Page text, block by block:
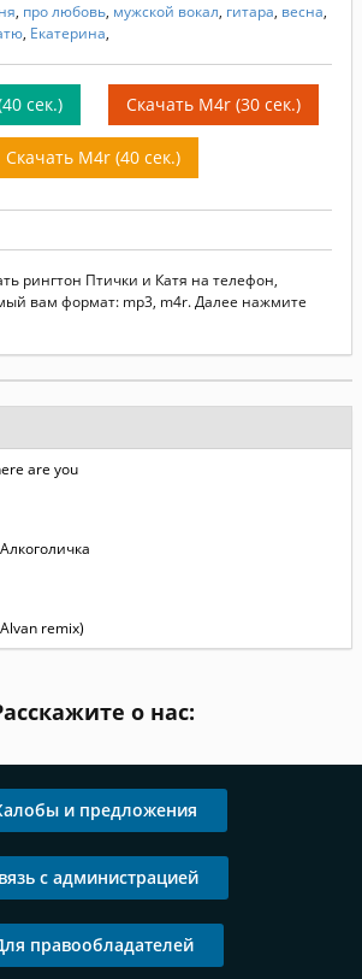
, про любовь, мужской вокал, гитара, весна,
, Екатерина,
сек.) Скачать M4r (30 сек.)
Скачать M4r (40 сек.)
рингтон Птички и Катя на телефон,
вам формат: mp3, m4r. Далее нажмите
are you
remix)
о нас:
и предложения
с администрацией
правообладателей